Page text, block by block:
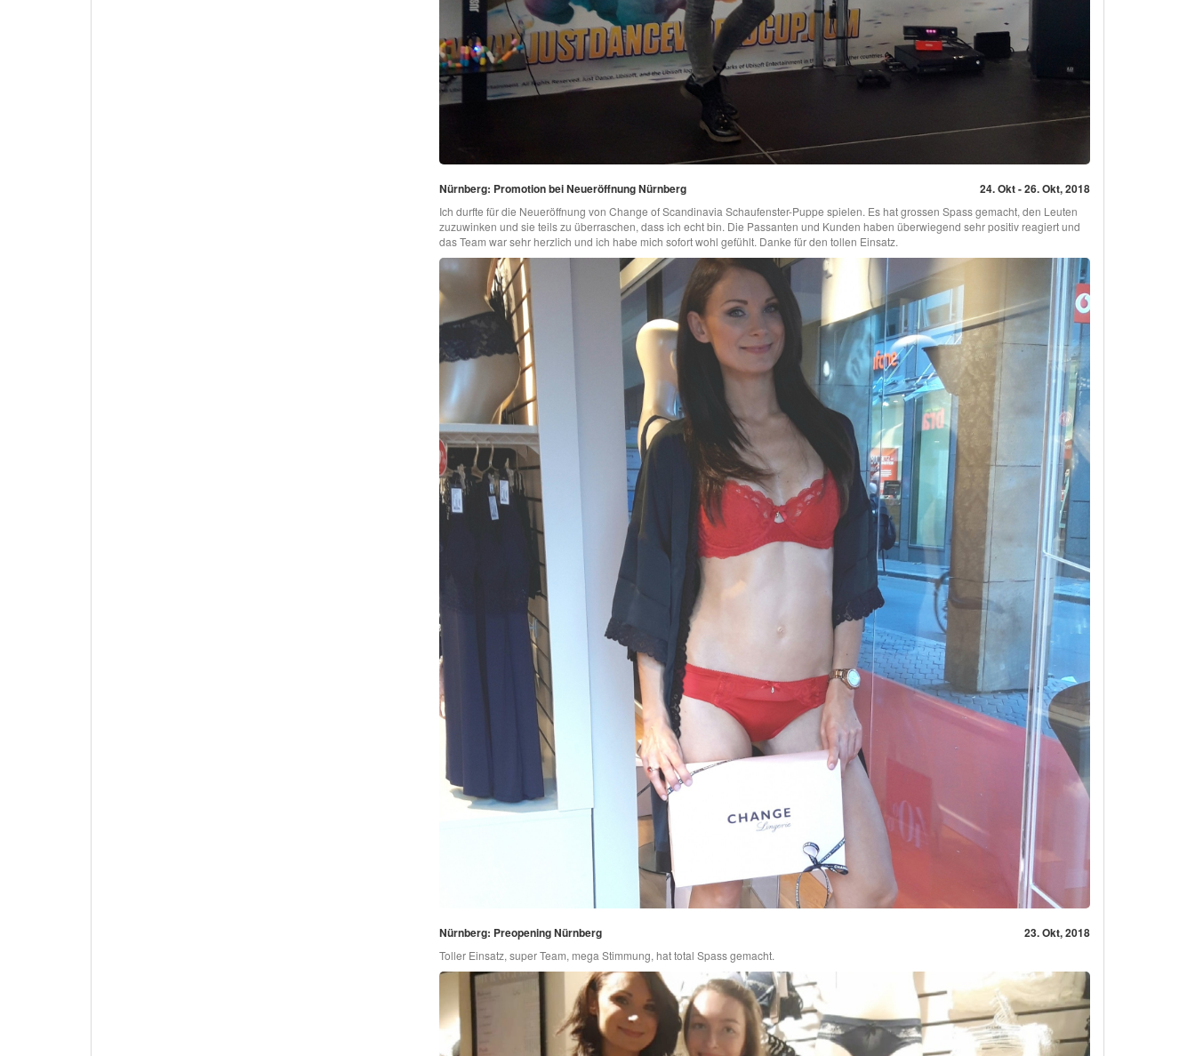
Nürnberg: Promotion bei Neueröffnung Nürnberg 24. Okt - 26. Okt, 2018
Ich durfte für die Neueröffnung von Change of Scandinavia Schaufenster-Puppe spielen. Es hat grossen Spass gemacht, den Leuten
zuzuwinken und sie teils zu überraschen, dass ich echt bin. Die Passanten und Kunden haben überwiegend sehr positiv reagiert und
das Team war sehr herzlich und ich habe mich sofort wohl gefühlt. Danke für den tollen Einsatz.
Nürnberg: Preopening Nürnberg 23. Okt, 2018
Toller Einsatz, super Team, mega Stimmung, hat total Spass gemacht.